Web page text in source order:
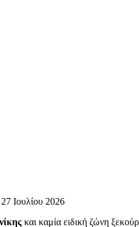
27 Ιουλίου 2026
και καμία ειδική ζώνη